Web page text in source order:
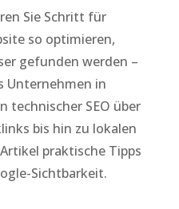
Sie Schritt für
so optimieren,
gefunden werden –
Unternehmen in
technischer SEO über
bis hin zu lokalen
praktische Tipps
Sichtbarkeit.